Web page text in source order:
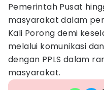
Pemerintah Pusat
masyarakat dalam
Kali Porong demi
melalui komunikasi
dengan PPLS dalam
masyarakat.